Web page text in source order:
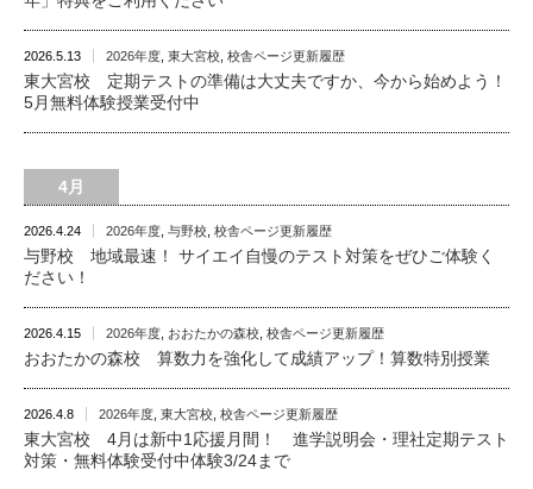
2026.5.13 2026年度 東大宮校 校舎ページ更新履歴
東大宮校 定期テストの準備は大丈夫ですか、今から始めよう！
5月無料体験授業受付中
4月
2026.4.24 2026年度 与野校 校舎ページ更新履歴
与野校 地域最速！ サイエイ自慢のテスト対策をぜひご体験く
ださい！
2026.4.15 2026年度 おおたかの森校 校舎ページ更新履歴
おおたかの森校 算数力を強化して成績アップ！算数特別授業
2026.4.8 2026年度 東大宮校 校舎ページ更新履歴
東大宮校 4月は新中1応援月間！ 進学説明会・理社定期テスト
対策・無料体験受付中体験3/24まで